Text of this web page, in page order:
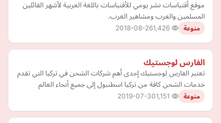
موقع أقتباسات نشر يومي للأقتباسات باللغة العربية لأشهر القائلين
المسلمين والعرب ومشاهير الغرب.
منوعة 2018-08-26
الفارس لوجستيك
تعتبر الفارس لوجستيك إحدى أهم شركات الشحن في تركيا التي تقدم
خدمات الشحن كافة من تركيا اسطنبول إلى جميع أنحاء العالم
منوعة 2019-07-30